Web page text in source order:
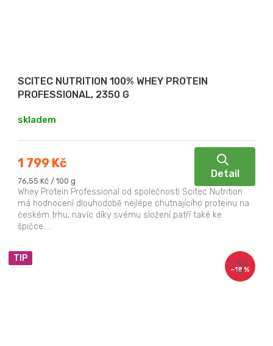
SCITEC NUTRITION 100% WHEY PROTEIN
PROFESSIONAL, 2350 G
skladem
1 799 Kč
Měrná
cena:
76,55 Kč / 100 g
Detail
Whey Protein Professional od společnosti Scitec Nutrition
má hodnocení dlouhodobě nejlépe chutnajícího proteinu na
českém trhu, navíc díky svému složení patří také ke
špičce....
TIP
760
Kč
–18 %